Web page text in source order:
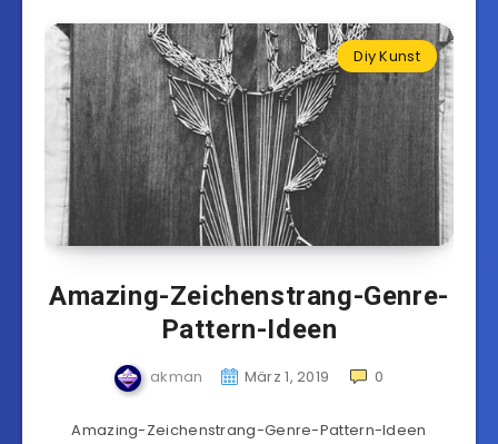
Diy Kunst
Amazing-Zeichenstrang-Genre-
Pattern-Ideen
akman März 1, 2019 0
Amazing-Zeichenstrang-Genre-Pattern-Ideen